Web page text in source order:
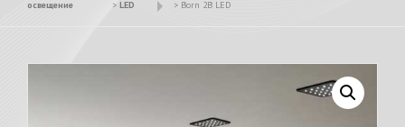
освещение
> LED > Born 2B LED